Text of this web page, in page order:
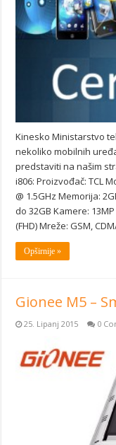
Kinesko Ministarstvo
nekoliko mobilnih
predstaviti na našim
i806: Proizvođač: TCL
@ 1.5GHz Memorija:
do 32GB Kamere:
(FHD) Mreže: GSM,
Opširnije »
Gionee M5 –
25. Lipanj 2015 0